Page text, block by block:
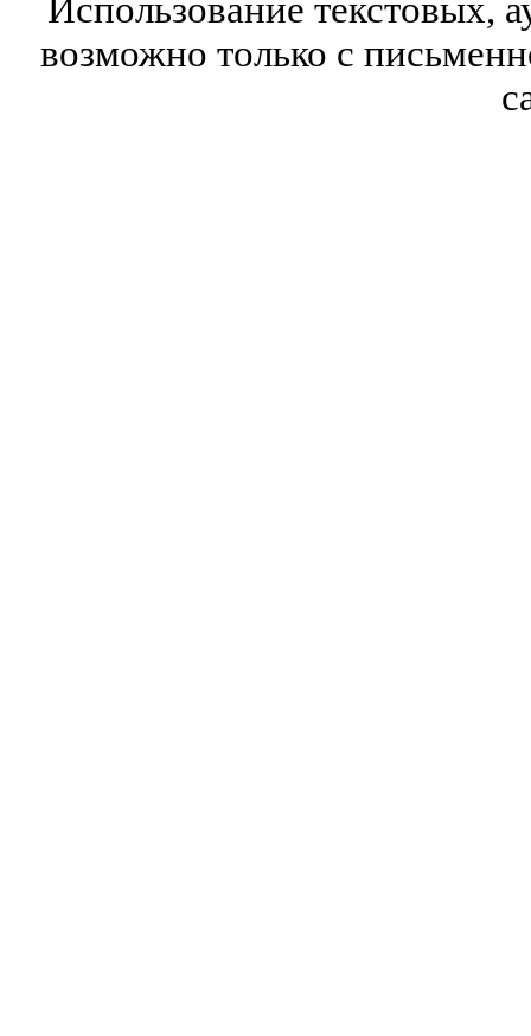
Использование текстовых,
возможно только с